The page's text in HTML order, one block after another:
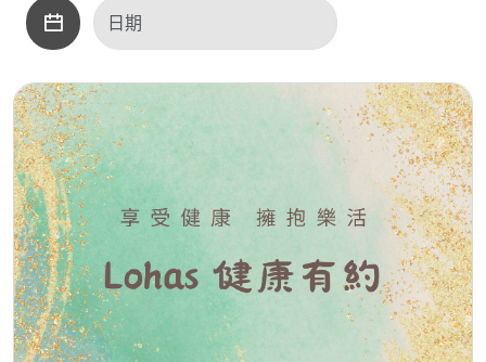
🎧歡迎準時收聽，一起聽見年輕學子的創意、熱情與對社會
的溫暖關懷！